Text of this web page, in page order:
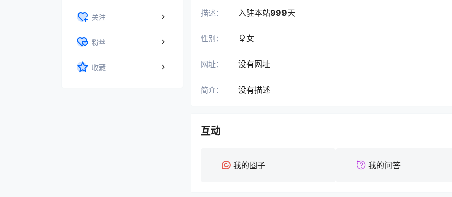
关注
粉丝
收藏
描述： 入驻本站999天
性别： 女
网址： 没有网址
简介： 没有描述
互动
我的圈子 我的问答